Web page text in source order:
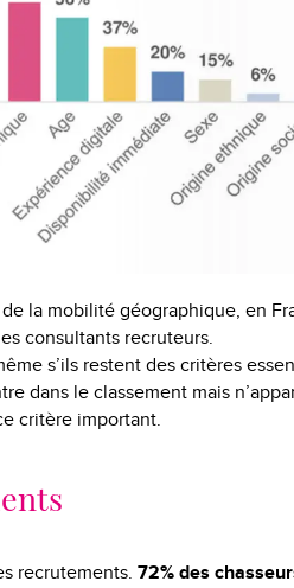
la mobilité géographique, en
consultants recruteurs.
s’ils restent des critères
dans le classement mais
critère important.
recrutements. 72% des